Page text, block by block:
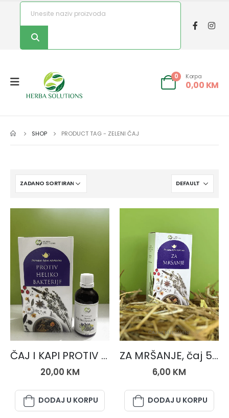
0 Korpa
0,00 KM
SHOP PRODUCT TAG - ZELENI ČAJ
SETOVI
ČAJ I KAPI PROTIV HELIKOBAKTERIJE
20,00 KM
DODAJ U KORPU
ČAJNE MJEŠAVINE
ZA MRŠANJE, čaj 50 gr.
6,00 KM
DODAJ U KORPU